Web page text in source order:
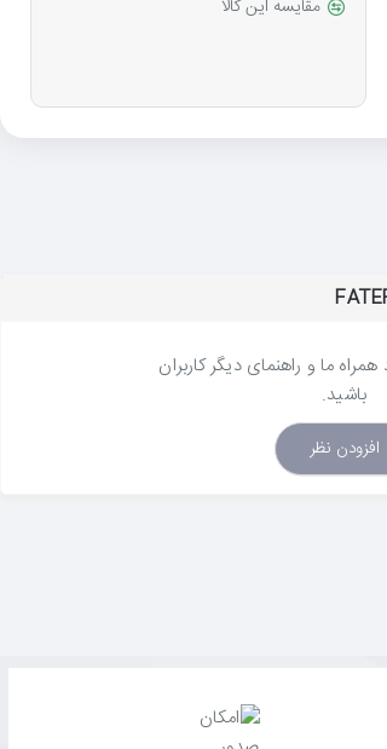
مقایسه این کالا
ما و راهنمای دیگر کاربران
باشید.
افزودن نظر